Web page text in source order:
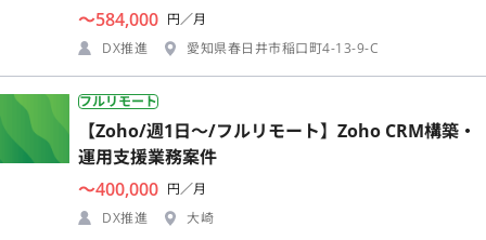
〜584,000 円／月
DX推進
愛知県春日井市稲口町4-13-9-C
フルリモート
【Zoho/週1日〜/フルリモート】Zoho CRM構築・
運用支援業務案件
〜400,000 円／月
DX推進
大崎